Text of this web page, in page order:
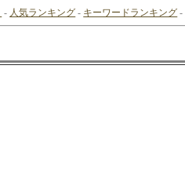
- 人気ランキング - キーワードランキング -